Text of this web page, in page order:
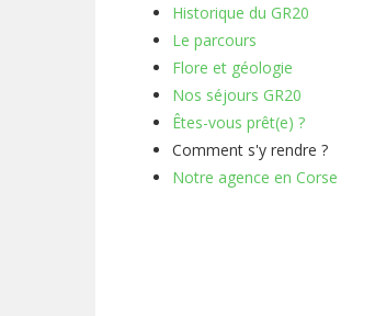
Historique du GR20
Le parcours
Flore et géologie
Nos séjours GR20
Êtes-vous prêt(e) ?
Comment s'y rendre ?
Notre agence en Corse